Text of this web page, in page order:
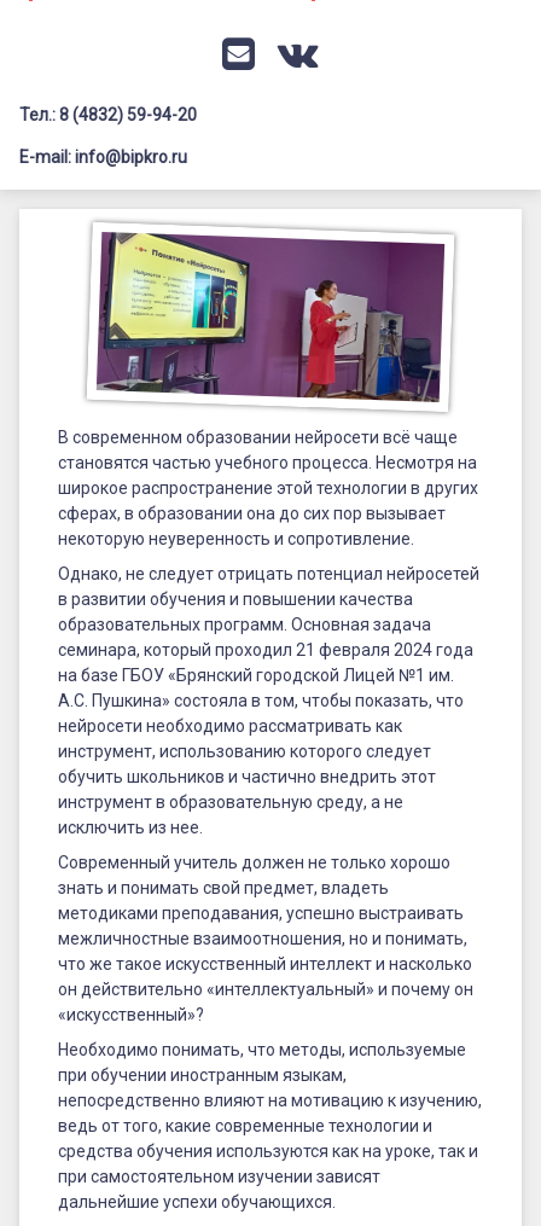
Профилактика дистанционных преступлений
Флагманы образования
Педагог-психолог
Иные конкурсы
E-mailVK
Заголовок сайта → второстепенный
Тел.: 8 (4832) 59-94-20
E-mail: info@bipkro.ru
Цифровые
технологии
искусственный
интеллект
обучении
иностранным
языкам
22.02.2024
ГАУ ДПО "БИПКРО"
В современном образовании нейросети всё чаще
становятся частью учебного процесса. Несмотря на
широкое распространение этой технологии в других
сферах, в образовании она до сих пор вызывает
некоторую неуверенность и сопротивление.
Однако, не следует отрицать потенциал нейросетей
в развитии обучения и повышении качества
образовательных программ. Основная задача
семинара, который проходил 21 февраля 2024 года
на базе ГБОУ «Брянский городской Лицей №1 им.
А.С. Пушкина» состояла в том, чтобы показать, что
нейросети необходимо рассматривать как
инструмент, использованию которого следует
обучить школьников и частично внедрить этот
инструмент в образовательную среду, а не
исключить из нее.
Современный учитель должен не только хорошо
знать и понимать свой предмет, владеть
методиками преподавания, успешно выстраивать
межличностные взаимоотношения, но и понимать,
что же такое искусственный интеллект и насколько
он действительно «интеллектуальный» и почему он
«искусственный»?
Необходимо понимать, что методы, используемые
при обучении иностранным языкам,
непосредственно влияют на мотивацию к изучению,
ведь от того, какие современные технологии и
средства обучения используются как на уроке, так и
при самостоятельном изучении зависят
дальнейшие успехи обучающихся.